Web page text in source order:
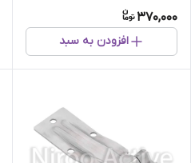
370,000
افزودن به سبد